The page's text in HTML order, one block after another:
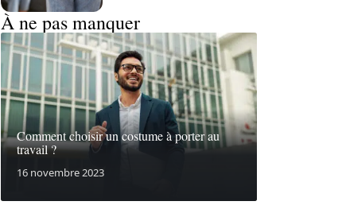
À ne pas manquer
Comment choisir un costume à porter au
travail ?
16 novembre 2023